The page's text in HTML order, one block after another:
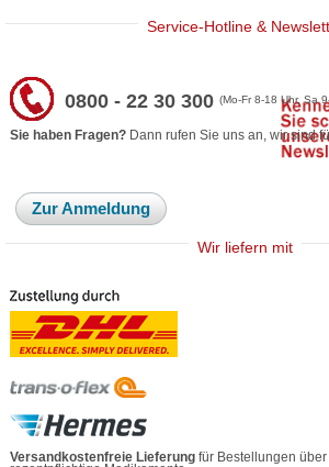
Service-Hotline &
0800 - 22 30 300(Mo-Fr 8-18 Uhr, Sa
Sie haben Fragen? Dann rufen Sie uns an, wir sind
Zur Anmeldung
Wir liefern mit
Versandkostenfreie Lieferung für Bestellungen